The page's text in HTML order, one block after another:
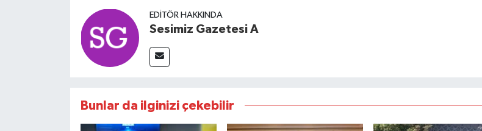
EDITÖR HAKKINDA
Sesimiz Gazetesi A
Bunlar da ilginizi çekebilir